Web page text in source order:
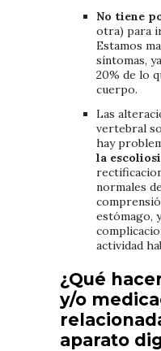
No tiene
otra) para
Estamos
síntomas,
20% de lo
cuerpo.
Las
vertebral
hay
la
normales
estómago,
actividad
¿Qué
y/o
aparato